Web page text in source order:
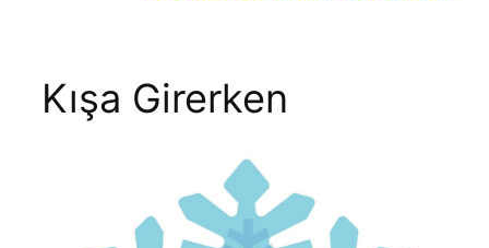
Kışa Girerken